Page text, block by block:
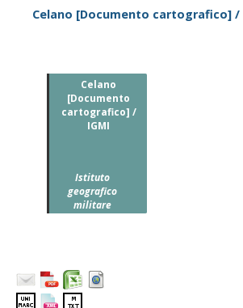
Celano [Documento cartografico] /
Celano
[Documento
cartografico] /
IGMI
Istituto
geografico
militare